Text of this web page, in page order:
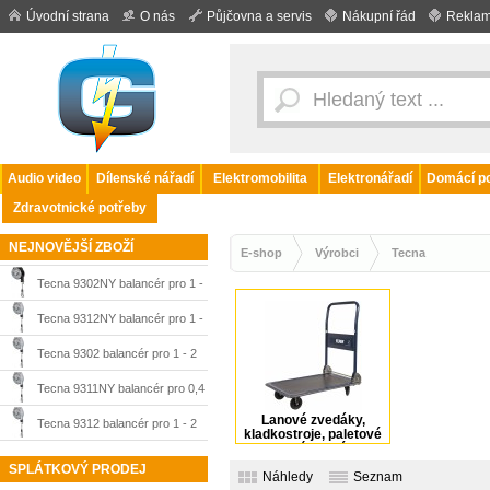
Úvodní strana O nás Půjčovna a servis Nákupní řád
Audio video Dílenské nářadí Elektromobilita Elektronářadí
Domácí
Zdravotnické potřeby
NEJNOVĚJŠÍ ZBOŽÍ
Tecna 9302NY balancér pro 1 -
2 kg, 1600 mm
Tecna 9312NY balancér pro 1 -
2 kg, 1600 mm
Tecna 9302 balancér pro 1 - 2
kg, 1600 mm
Tecna 9311NY balancér pro 0,4
- 1 kg, 1600 mm
Tecna 9312 balancér pro 1 - 2
kg, 1600 mm
SPLÁTKOVÝ PRODEJ
E-shop Výrobci Tecna
Lanové zvedáky,
kladkostroje, paletové
vozíky, jiné
Náhledy
Seznam